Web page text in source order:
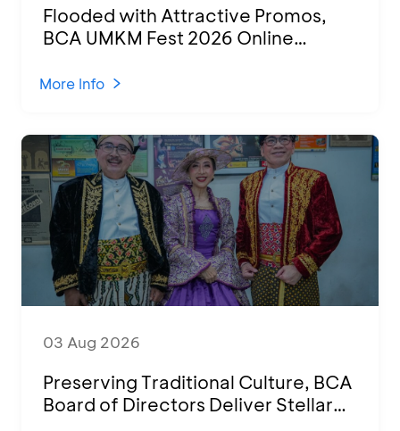
Flooded with Attractive Promos,
BCA UMKM Fest 2026 Online
Various Regions
More Info
03 Aug 2026
Preserving Traditional Culture, BCA
Board of Directors Deliver Stellar